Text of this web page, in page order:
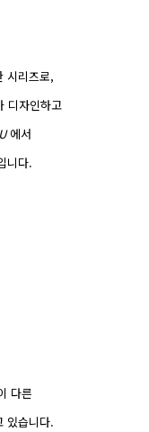
시리즈로,
디자인하고
에서
니다.
다른
있습니다.